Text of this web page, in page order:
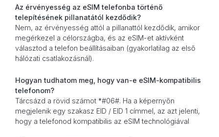
Az érvényesség az eSIM telefonba történő
telepítésének pillanatától kezdődik?
Nem, az érvényesség attól a pillanattól kezdődik, amikor
megérkezel a célországba, és az eSIM-et aktívként
választod a telefon beállításaiban (gyakorlatilag az első
hálózati csatlakozásnál).
Hogyan tudhatom meg, hogy van-e eSIM-kompatibilis
telefonom?
Tárcsázd a rövid számot *#06#. Ha a képernyőn
megjelenik egy szakasz EID / EID 1 címmel, az azt jelenti,
hogy a telefonod kompatibilis az eSIM technológiával